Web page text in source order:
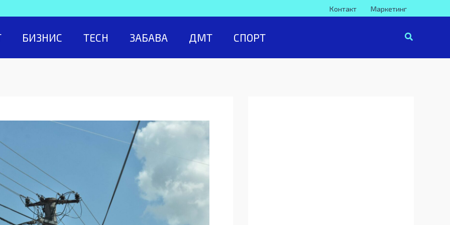
Контакт Маркетинг
БИЗНИС TECH ЗАБАВА ДМТ СПОРТ